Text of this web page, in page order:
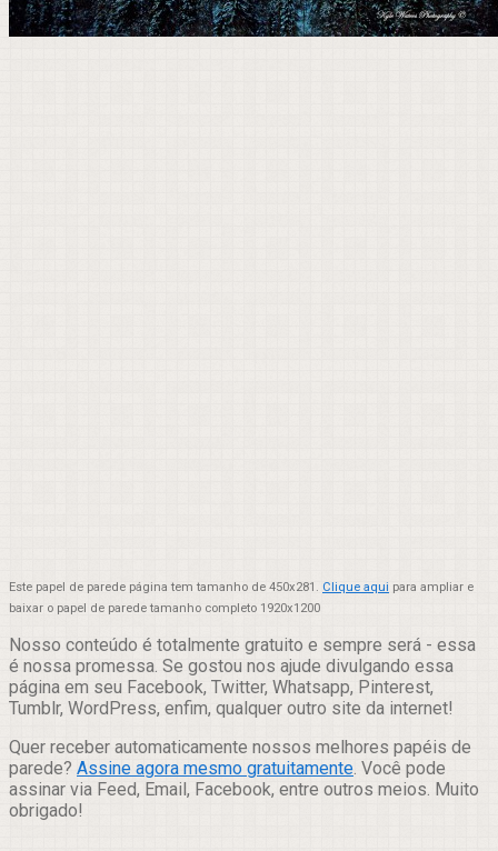
Este papel de parede página tem tamanho de 450x281. Clique aqui para ampliar e
baixar o papel de parede tamanho completo 1920x1200
Nosso conteúdo é totalmente gratuito e sempre será - essa
é nossa promessa. Se gostou nos ajude divulgando essa
página em seu Facebook, Twitter, Whatsapp, Pinterest,
Tumblr, WordPress, enfim, qualquer outro site da internet!
Quer receber automaticamente nossos melhores papéis de
parede? Assine agora mesmo gratuitamente. Você pode
assinar via Feed, Email, Facebook, entre outros meios. Muito
obrigado!